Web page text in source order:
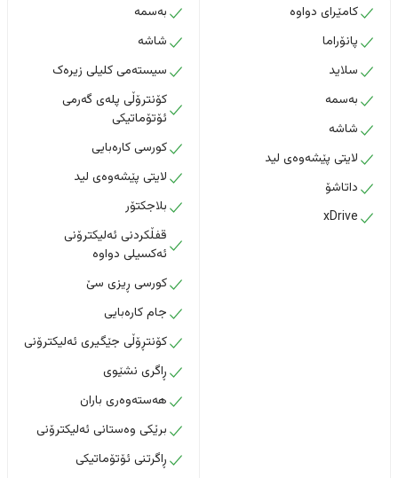
کامێرای دواوە
پانۆراما
سلاید
بەسمە
شاشە
لایتی پێشەوەی لید
داتاشۆ
xDrive
بەسمە
شاشە
سیستەمی کلیلی زیرەک
کۆنترۆڵی پلەی گەرمی
ئۆتۆماتیکی
کورسی کارەبایی
لایتی پێشەوەی لید
بلاجکتۆر
قفڵکردنی ئەلیکترۆنی
ئەکسیلی دواوە
کورسی ڕیزی سێ
جام کارەبایی
کۆنتڕۆڵی جێگیری ئەلیکترۆنی
ڕاگری نشێوی
هەستەوەری باران
برێکی وەستانی ئەلیکترۆنی
ڕاگرتنی ئۆتۆماتیکی